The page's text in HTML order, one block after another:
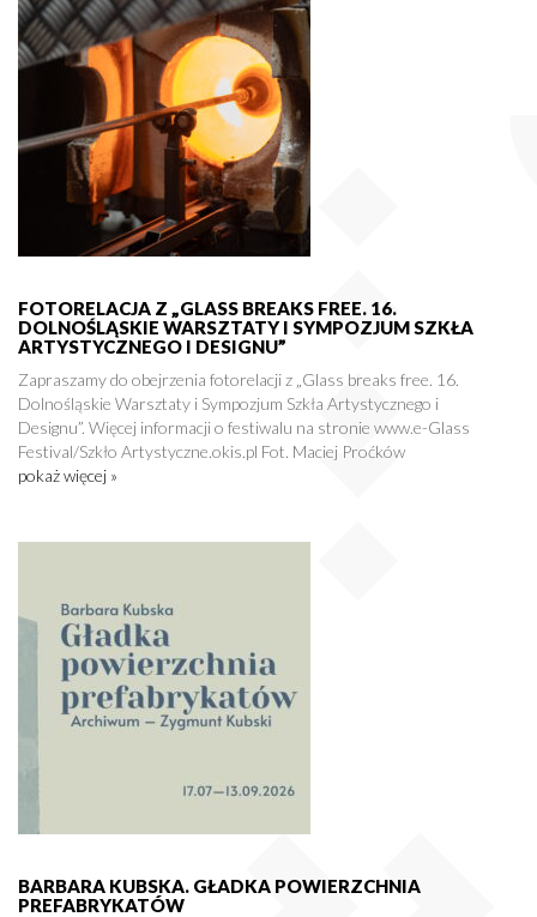
FOTORELACJA Z „GLASS BREAKS FREE. 16.
DOLNOŚLĄSKIE WARSZTATY I SYMPOZJUM SZKŁA
ARTYSTYCZNEGO I DESIGNU”
Zapraszamy do obejrzenia fotorelacji z „Glass breaks free. 16.
Dolnośląskie Warsztaty i Sympozjum Szkła Artystycznego i
Designu”. Więcej informacji o festiwalu na stronie www.e-Glass
Festival/Szkło Artystyczne.okis.pl Fot. Maciej Proćków
pokaż więcej »
BARBARA KUBSKA. GŁADKA POWIERZCHNIA
PREFABRYKATÓW